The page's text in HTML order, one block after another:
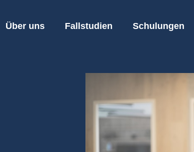
Über uns Fallstudien Schulungen